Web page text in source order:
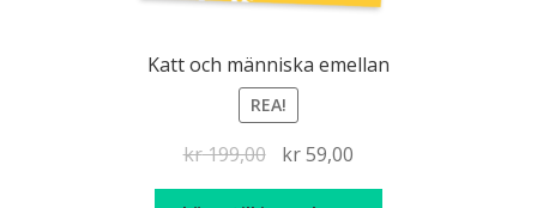
Katt och människa emellan
REA!
kr199,00
Det
ursprungliga
kr59,00
nuvarande